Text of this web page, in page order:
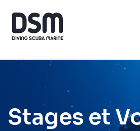
Stages et